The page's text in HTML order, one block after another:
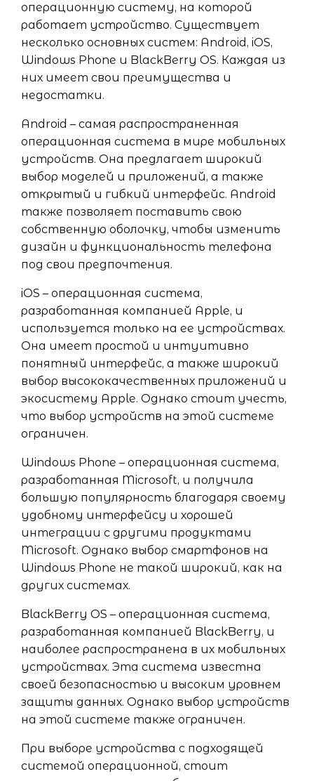
операционную систему, на которой
работает устройство. Существует
несколько основных систем: Android, iOS,
Windows Phone и BlackBerry OS. Каждая из
них имеет свои преимущества и
недостатки.
Android – самая распространенная
операционная система в мире мобильных
устройств. Она предлагает широкий
выбор моделей и приложений, а также
открытый и гибкий интерфейс. Android
также позволяет поставить свою
собственную оболочку, чтобы изменить
дизайн и функциональность телефона
под свои предпочтения.
iOS – операционная система,
разработанная компанией Apple, и
используется только на ее устройствах.
Она имеет простой и интуитивно
понятный интерфейс, а также широкий
выбор высококачественных приложений и
экосистему Apple. Однако стоит учесть,
что выбор устройств на этой системе
ограничен.
Windows Phone – операционная система,
разработанная Microsoft, и получила
большую популярность благодаря своему
удобному интерфейсу и хорошей
интеграции с другими продуктами
Microsoft. Однако выбор смартфонов на
Windows Phone не такой широкий, как на
других системах.
BlackBerry OS – операционная система,
разработанная компанией BlackBerry, и
наиболее распространена в их мобильных
устройствах. Эта система известна
своей безопасностью и высоким уровнем
защиты данных. Однако выбор устройств
на этой системе также ограничен.
При выборе устройства с подходящей
системой операционной, стоит